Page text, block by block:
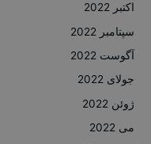
اکتبر 2022
سپتامبر 2022
آگوست 2022
جولای 2022
ژوئن 2022
می 2022